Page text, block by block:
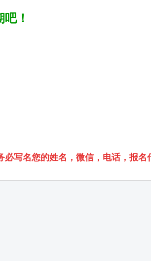
！
必写名您的姓名，微信，电话，报名